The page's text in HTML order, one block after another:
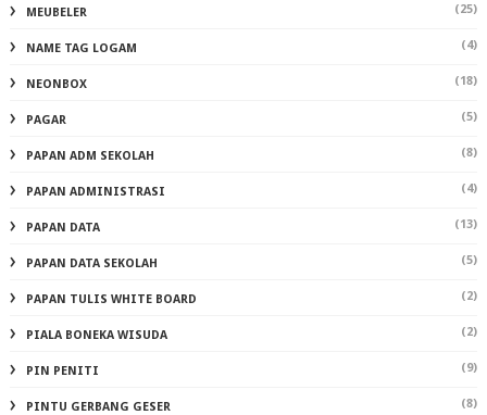
MEUBELER (25)
NAME TAG LOGAM (4)
NEONBOX (18)
PAGAR (5)
PAPAN ADM SEKOLAH (8)
PAPAN ADMINISTRASI (4)
PAPAN DATA (13)
PAPAN DATA SEKOLAH (5)
PAPAN TULIS WHITE BOARD (2)
PIALA BONEKA WISUDA (2)
PIN PENITI (9)
PINTU GERBANG GESER (8)